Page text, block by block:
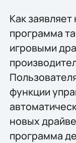
Как
программа
игровыми
функции
новых
программа